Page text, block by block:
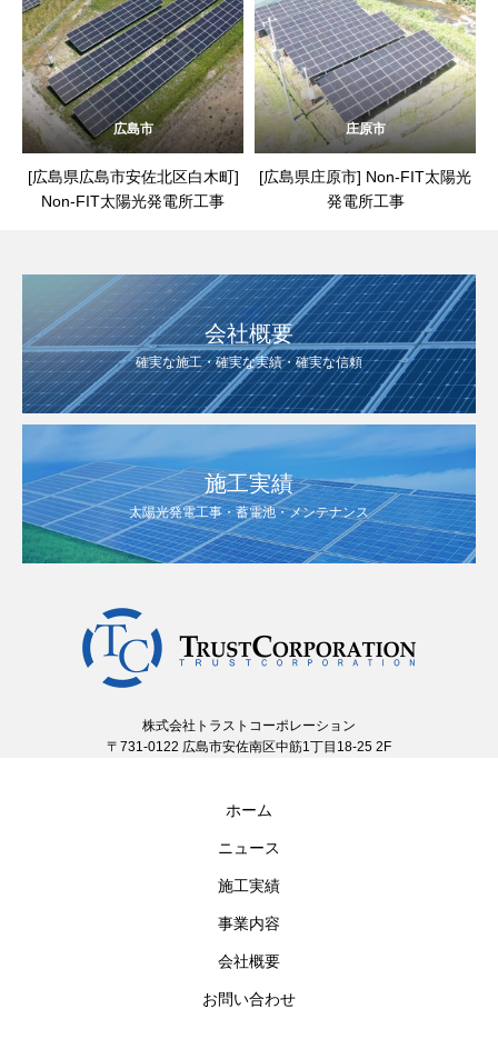
広島市
[広島県広島市安佐北区白木町]
Non-FIT太陽光発電所工事
庄原市
[広島県庄原市] Non-FIT太陽光
発電所工事
会社概要
確実な施工・確実な実績・確実な信頼
施工実績
太陽光発電工事・蓄電池・メンテナンス
株式会社トラストコーポレーション
〒731-0122 広島市安佐南区中筋1丁目18-25 2F
ホーム
ニュース
施工実績
事業内容
会社概要
お問い合わせ